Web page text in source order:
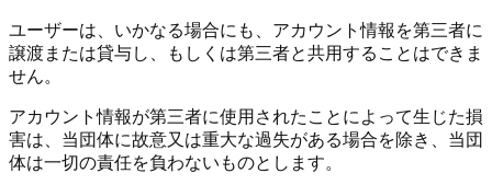
ユーザーは、いかなる場合にも、アカウント情報を第三者に
譲渡または貸与し、もしくは第三者と共用することはできま
せん。
アカウント情報が第三者に使用されたことによって生じた損
害は、当団体に故意又は重大な過失がある場合を除き、当団
体は一切の責任を負わないものとします。